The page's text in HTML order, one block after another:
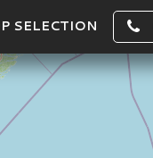
SELECTION